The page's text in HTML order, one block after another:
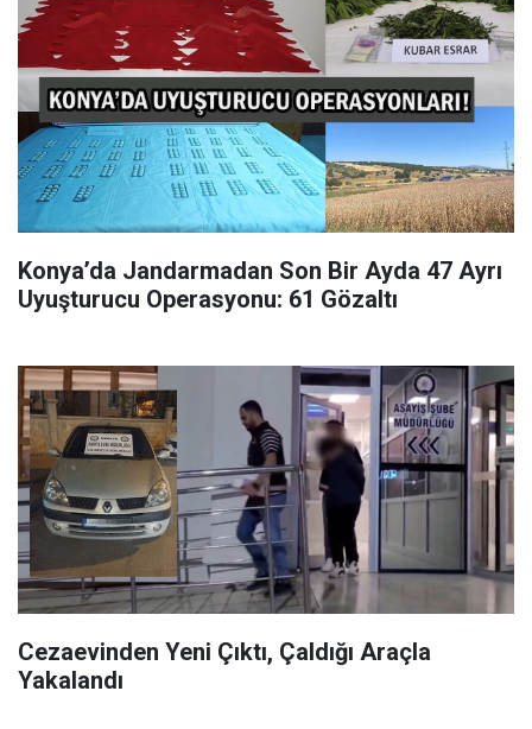
Konya’da Jandarmadan Son Bir Ayda 47 Ayrı
Uyuşturucu Operasyonu: 61 Gözaltı
Cezaevinden Yeni Çıktı, Çaldığı Araçla
Yakalandı